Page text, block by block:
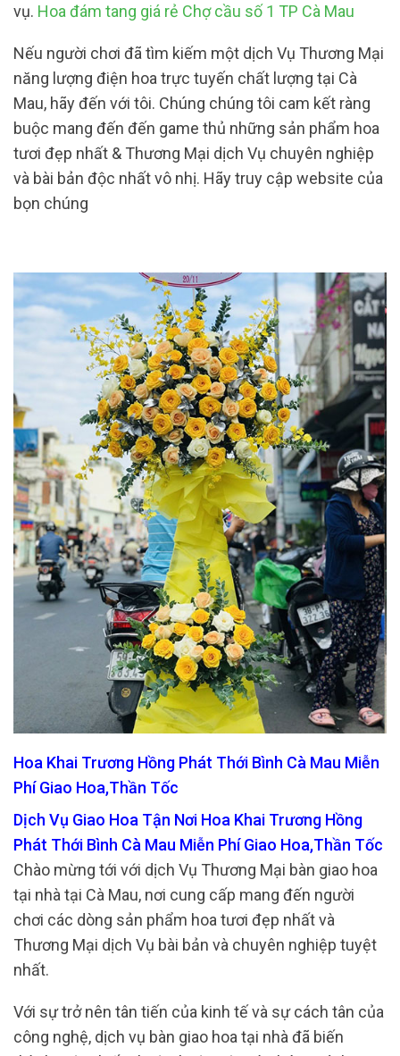
vụ. Hoa đám tang giá rẻ Chợ cầu số 1 TP Cà Mau
Nếu người chơi đã tìm kiếm một dịch Vụ Thương Mại
năng lượng điện hoa trực tuyến chất lượng tại Cà
Mau, hãy đến với tôi. Chúng chúng tôi cam kết ràng
buộc mang đến đến game thủ những sản phẩm hoa
tươi đẹp nhất & Thương Mại dịch Vụ chuyên nghiệp
và bài bản độc nhất vô nhị. Hãy truy cập website của
bọn chúng
Hoa Khai Trương Hồng Phát Thới Bình Cà Mau Miễn
Phí Giao Hoa,Thần Tốc
Dịch Vụ Giao Hoa Tận Nơi Hoa Khai Trương Hồng
Phát Thới Bình Cà Mau Miễn Phí Giao Hoa,Thần Tốc
Chào mừng tới với dịch Vụ Thương Mại bàn giao hoa
tại nhà tại Cà Mau, nơi cung cấp mang đến người
chơi các dòng sản phẩm hoa tươi đẹp nhất và
Thương Mại dịch Vụ bài bản và chuyên nghiệp tuyệt
nhất.
Với sự trở nên tân tiến của kinh tế và sự cách tân của
công nghệ, dịch vụ bàn giao hoa tại nhà đã biến